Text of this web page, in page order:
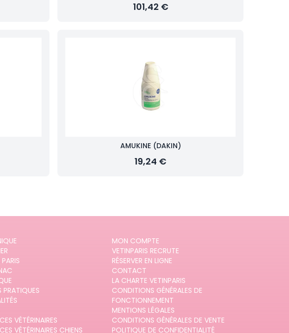
101,42 €
AMUKINE (DAKIN)
19,24 €
PRATIQUES
VÉTÉRINAIRES
VÉTÉRINAIRES CHIENS
MON COMPTE
VETINPARIS RECRUTE
RÉSERVER EN LIGNE
CONTACT
LA CHARTE VETINPARIS
CONDITIONS GÉNÉRALES DE
FONCTIONNEMENT
MENTIONS LÉGALES
CONDITIONS GÉNÉRALES DE VENTE
POLITIQUE DE CONFIDENTIALITÉ